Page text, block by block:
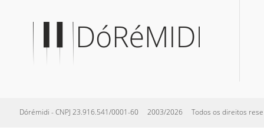
Dórémidi - CNPJ 23.916.541/0001-60 2003/2026 Todos os direitos